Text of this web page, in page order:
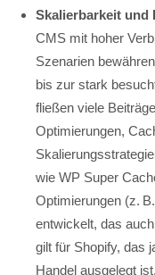
Skalierbarkeit und
CMS mit hoher
Szenarien
bis zur stark
fließen viele
Optimierungen,
wie WP Super
Optimierungen (z.
entwickelt, das
gilt für Shopify, das
Handel ausgelegt